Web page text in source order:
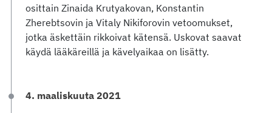
osittain Zinaida Krutyakovan, Konstantin
Zherebtsovin ja Vitaly Nikiforovin vetoomukset,
jotka äskettäin rikkoivat kätensä. Uskovat saavat
käydä lääkäreillä ja kävelyaikaa on lisätty.
4. maaliskuuta 2021